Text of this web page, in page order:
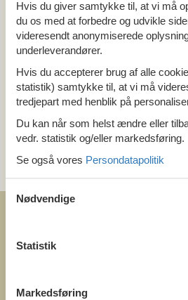
Alle
Holland
Friesland
Tema
Alle
Luksus
Kategori
Alle
Hvis du giver samtykke til, at vi må
du os med at forbedre og udvikle
videresendt anonymiserede
underleverandører.
Hvis du accepterer brug af alle
statistik) samtykke til, at vi må
tredjepart med henblik på
Du kan når som helst ændre eller
vedr. statistik og/eller markedsføring.
Se også vores Persondatapolitik
Nødvendige
Statistik
Markedsføring